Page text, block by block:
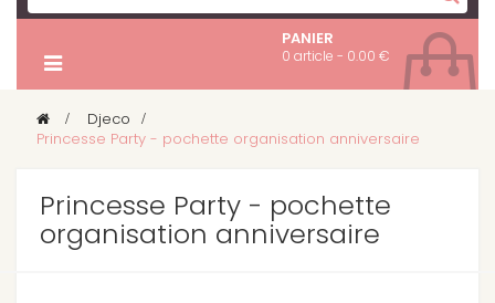
PANIER
0 article - 0.00 €
> Djeco >
Princesse Party - pochette organisation anniversaire
Princesse Party - pochette
organisation anniversaire